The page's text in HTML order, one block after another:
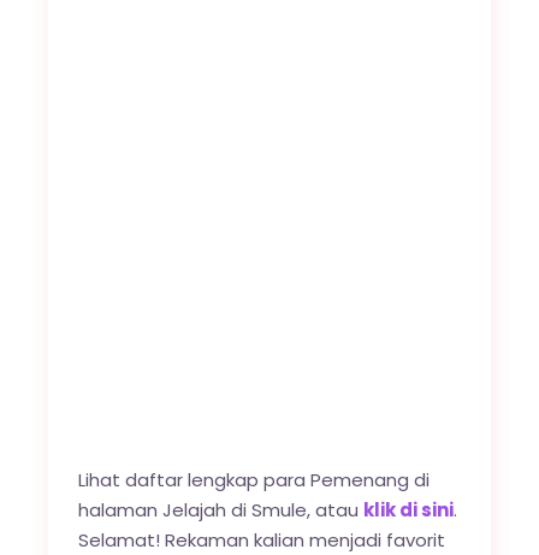
Lihat daftar lengkap para Pemenang di
halaman Jelajah di Smule, atau klik di sini.
Selamat! Rekaman kalian menjadi favorit